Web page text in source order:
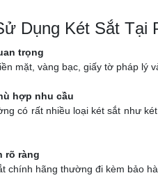
Dụng Két Sắt Tại
trọng
mặt, vàng bạc, giấy tờ pháp lý
hợp nhu cầu
có rất nhiều loại két sắt như
rõ ràng
chính hãng thường đi kèm bảo